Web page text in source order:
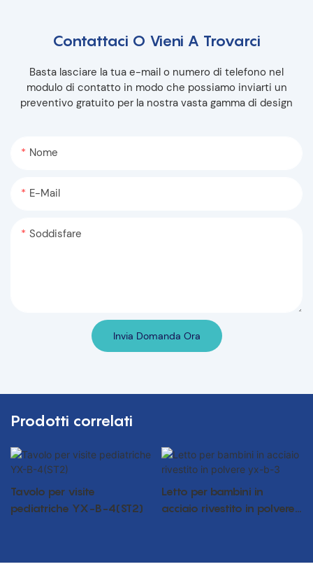
Contattaci O Vieni A Trovarci
Basta lasciare la tua e-mail o numero di telefono nel
modulo di contatto in modo che possiamo inviarti un
preventivo gratuito per la nostra vasta gamma di design
Nome
E-Mail
Soddisfare
Invia Domanda Ora
Prodotti correlati
Tavolo per visite
pediatriche YX-B-4(ST2)
Letto per bambini in
acciaio rivestito in polvere